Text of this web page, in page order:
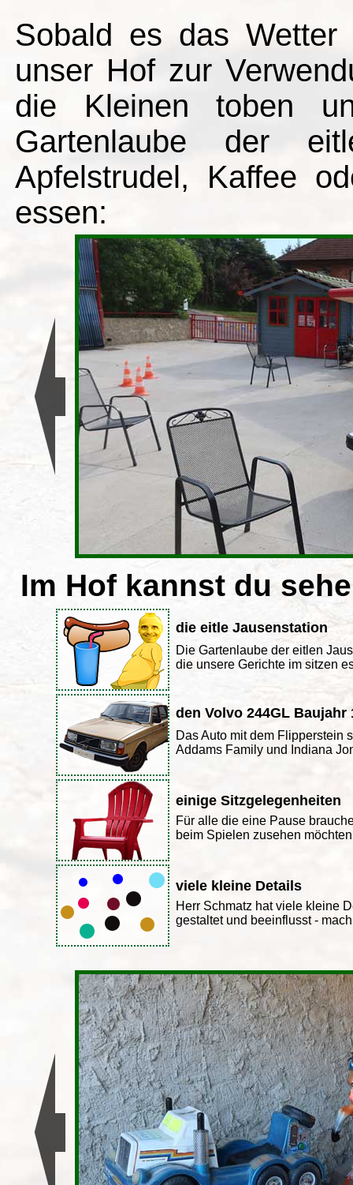
Sobald es das
unser Hof zur
die Kleinen toben
Gartenlaube der
Apfelstrudel, Kaffee
essen:
Im Hof kannst du
die eitle Jausenstation
Die Gartenlaube der eitlen
die unsere Gerichte im sitzen
den Volvo 244GL Baujahr
Das Auto mit dem Flipperstein
Addams Family und Indiana
einige Sitzgelegenheiten
Für alle die eine Pause
beim Spielen zusehen
viele kleine Details
Herr Schmatz hat viele kleine
gestaltet und beeinflusst -